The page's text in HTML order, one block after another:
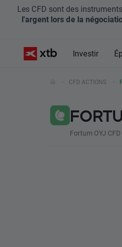
Les CFD sont des
l'argent lors de la
Investir
CFD ACTIONS
Fortum OYJ CFD